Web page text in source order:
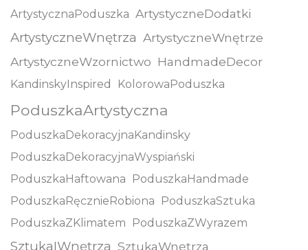
ArtystycznaPoduszka ArtystyczneDodatki
ArtystyczneWnętrza ArtystyczneWnętrze
ArtystyczneWzornictwo HandmadeDecor
KandinskyInspired KolorowaPoduszka
PoduszkaArtystyczna
PoduszkaDekoracyjnaKandinsky
PoduszkaDekoracyjnaWyspiański
PoduszkaHaftowana
PoduszkaHandmade
PoduszkaRęcznieRobiona
PoduszkaSztuka
PoduszkaZKlimatem
PoduszkaZWyrazem
SztukaIWnętrza SztukaWnętrza